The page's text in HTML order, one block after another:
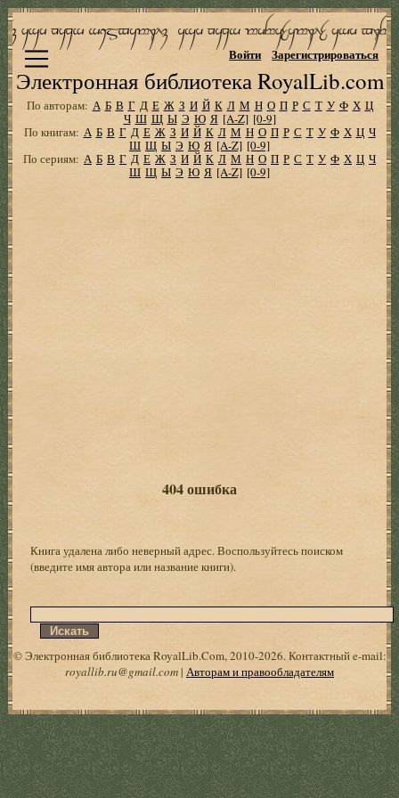
Электронная библиотека RoyalLib.com
Войти Зарегистрироваться
По авторам: А Б В Г Д Е Ж З И Й К Л М Н О П Р С Т У Ф Х Ц
Ч Ш Щ Ы Э Ю Я [A-Z] [0-9]
По книгам: А Б В Г Д Е Ж З И Й К Л М Н О П Р С Т У Ф Х Ц Ч
Ш Щ Ы Э Ю Я [A-Z] [0-9]
По сериям: А Б В Г Д Е Ж З И Й К Л М Н О П Р С Т У Ф Х Ц Ч
Ш Щ Ы Э Ю Я [A-Z] [0-9]
404 ошибка
Книга удалена либо неверный адрес. Воспользуйтесь поиском
(введите имя автора или название книги).
© Электронная библиотека RoyalLib.Com, 2010-2026. Контактный e-mail:
royallib.ru@gmail.com| Авторам и правообладателям